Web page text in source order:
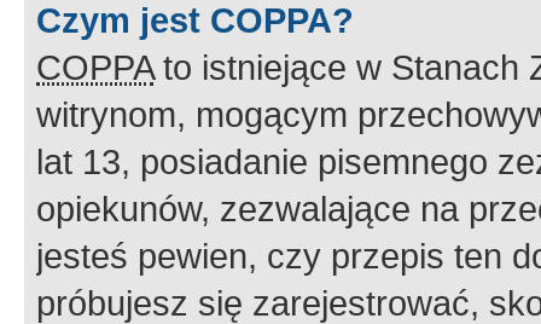
Czym jest COPPA?
COPPAto istniejące w Stanach
witrynom, mogącym
lat 13, posiadanie pisemnego
opiekunów, zezwalające na
jesteś pewien, czy przepis ten
próbujesz się zarejestrować,